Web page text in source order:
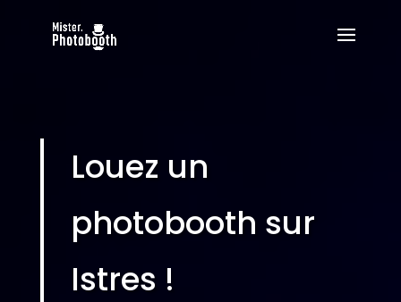
Louez un
photobooth sur
Istres !